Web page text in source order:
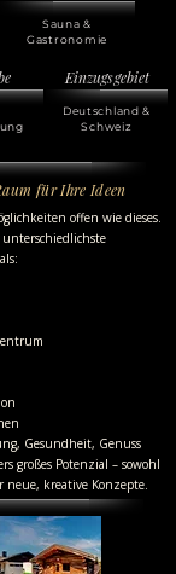
Sauna &
Gastronomie
Einzugsgebiet
Deutschland &
Schweiz
für Ihre Ideen
offen wie dieses.
Gesundheit, Genuss
großes Potenzial – sowohl
kreative Konzepte.